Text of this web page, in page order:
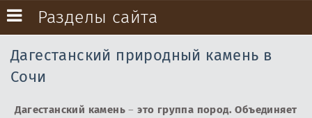
Разделы сайта
Дагестанский природный камень в
Сочи
Дагестанский камень –это группа пород. Объединяет